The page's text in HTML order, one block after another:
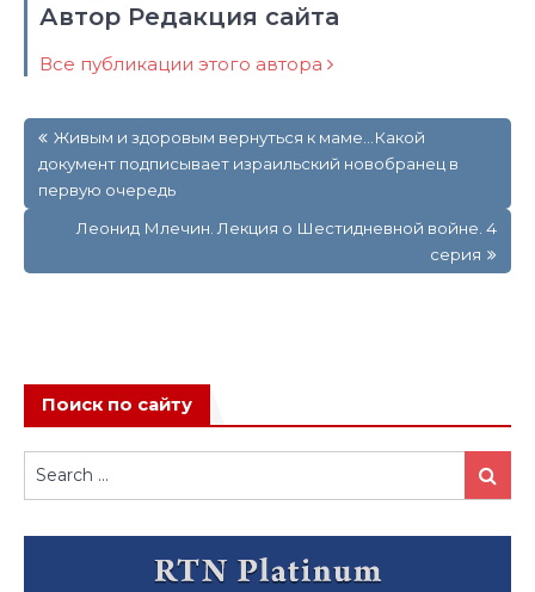
Автор Редакция сайта
Все публикации этого автора
по
записям
Живым и здоровым вернуться к маме…Какой
документ подписывает израильский новобранец в
первую очередь
Леонид Млечин. Лекция о Шестидневной войне. 4
серия
Поиск по сайту
Search
for:
Search